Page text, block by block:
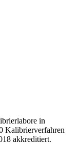
in
Kalibrierverfahren
akkreditiert.